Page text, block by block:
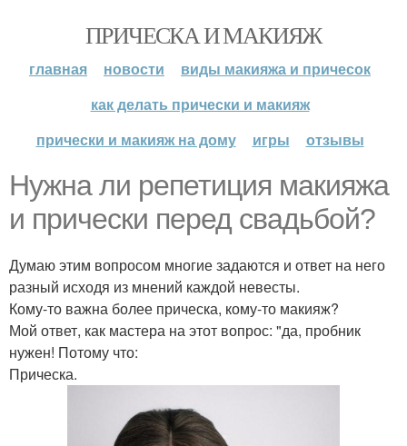
ПРИЧЕСКА И МАКИЯЖ
главная новости
виды макияжа и причесок
как делать прически и макияж
прически и макияж на дому
игры отзывы
Нужна ли репетиция макияжа
и прически перед свадьбой?
Думаю этим вопросом многие задаются и ответ на него
разный исходя из мнений каждой невесты.
Кому-то важна более прическа, кому-то макияж?
Мой ответ, как мастера на этот вопрос: "да, пробник
нужен! Потому что:
Прическа.